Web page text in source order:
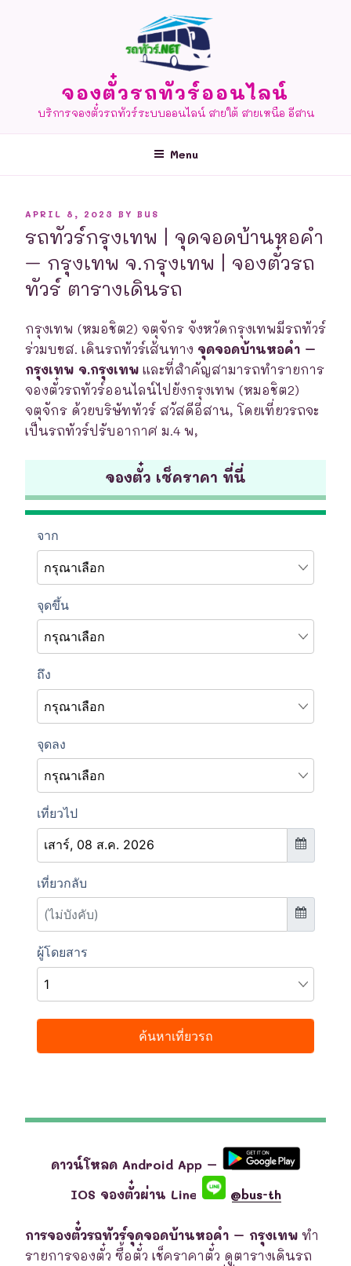
จองตั๋วรถทัวร์ออนไลน์
บริการจองตั๋วรถทัวร์ระบบออนไลน์ สายใต้ สายเหนือ อีสาน
Menu
POSTED
APRIL 8, 2023 BY BUS
รถทัวร์กรุงเทพ | จุดจอดบ้านหอคำ
– กรุงเทพ จ.กรุงเทพ | จองตั๋วรถ
ทัวร์ ตารางเดินรถ
กรุงเทพ (หมอชิต2) จตุจักร จังหวัดกรุงเทพมีรถทัวร์
ร่วมบขส. เดินรถทัวร์เส้นทาง จุดจอดบ้านหอคำ –
กรุงเทพ จ.กรุงเทพ และที่สำคัญสามารถทำรายการ
จองตั๋วรถทัวร์ออนไลน์ไปยังกรุงเทพ (หมอชิต2)
จตุจักร ด้วยบริษัททัวร์ สวัสดีอีสาน, โดยเที่ยวรถจะ
เป็นรถทัวร์ปรับอากาศ ม.4 พ,
จองตั๋ว เช็คราคา ที่นี่
ดาวน์โหลด Android App –
IOS จองตั๋วผ่าน Line
@bus-th
การจองตั๋วรถทัวร์จุดจอดบ้านหอคำ – กรุงเทพ ทำ
รายการจองตั๋ว ซื้อตั๋ว เช็คราคาตั๋ว ดูตารางเดินรถ